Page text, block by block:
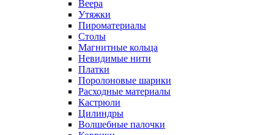
Веера
Утяжки
Пироматериалы
Столы
Магнитные кольца
Невидимые нити
Платки
Поролоновые шарики
Расходные материалы
Кастрюли
Цилиндры
Волшебные палочки